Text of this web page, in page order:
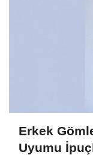
Erkek
Uyumu